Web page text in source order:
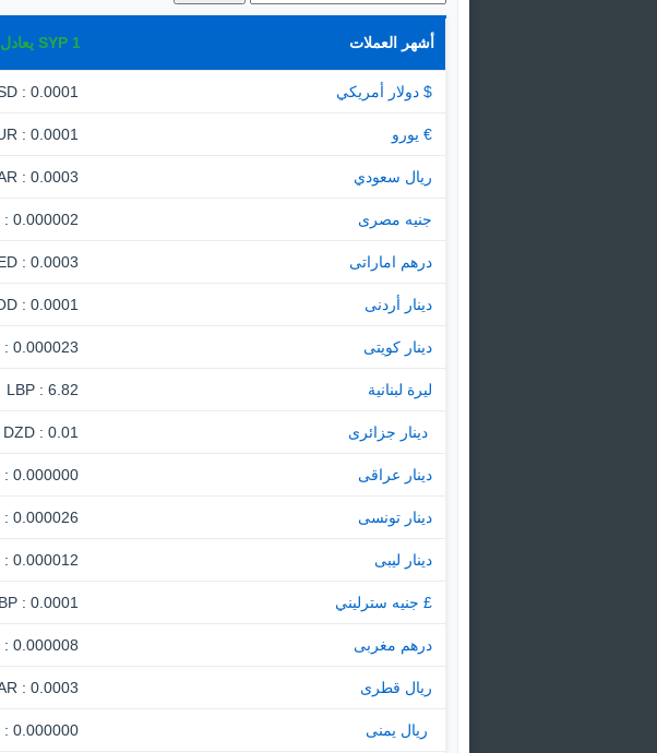
أشهر العملات 1
SYP يعادل
$ دولار أمريكي 0.0001 : USD
€ يورو 0.0001 : EUR
ريال سعودي 0.0003 : SAR
جنيه مصرى 0.000002 : EGP
درهم اماراتى 0.0003 : AED
دينار أردنى 0.0001 : JOD
دينار كويتى 0.000023 : KWD
ليرة لبنانية 6.82 : LBP
‏ دينار جزائرى 0.01 : DZD
دينار عراقى 0.000000 : IQD
دينار تونسى 0.000026 : TND
دينار ليبى 0.000012 : LYD
£ جنيه سترليني 0.0001 : GBP
درهم مغربى 0.000008 : MAD
ريال قطرى 0.0003 : QAR
‏ ريال يمنى 0.000000 : YER